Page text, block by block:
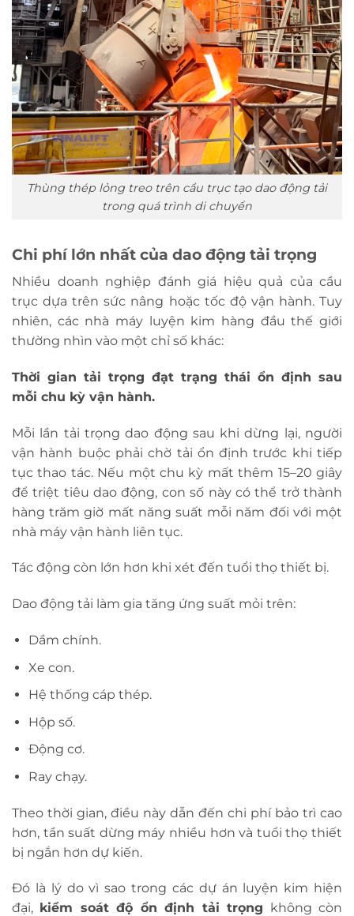
Thùng thép lỏng treo trên cầu trục tạo dao động tải
trong quá trình di chuyển
Chi phí lớn nhất của dao động tải trọng
Nhiều doanh nghiệp đánh giá hiệu quả của cầu
trục dựa trên sức nâng hoặc tốc độ vận hành. Tuy
nhiên, các nhà máy luyện kim hàng đầu thế giới
thường nhìn vào một chỉ số khác:
Thời gian tải trọng đạt trạng thái ổn định sau
mỗi chu kỳ vận hành.
Mỗi lần tải trọng dao động sau khi dừng lại, người
vận hành buộc phải chờ tải ổn định trước khi tiếp
tục thao tác. Nếu một chu kỳ mất thêm 15–20 giây
để triệt tiêu dao động, con số này có thể trở thành
hàng trăm giờ mất năng suất mỗi năm đối với một
nhà máy vận hành liên tục.
Tác động còn lớn hơn khi xét đến tuổi thọ thiết bị.
Dao động tải làm gia tăng ứng suất mỏi trên:
Dầm chính.
Xe con.
Hệ thống cáp thép.
Hộp số.
Động cơ.
Ray chạy.
Theo thời gian, điều này dẫn đến chi phí bảo trì cao
hơn, tần suất dừng máy nhiều hơn và tuổi thọ thiết
bị ngắn hơn dự kiến.
Đó là lý do vì sao trong các dự án luyện kim hiện
đại, kiểm soát độ ổn định tải trọng không còn